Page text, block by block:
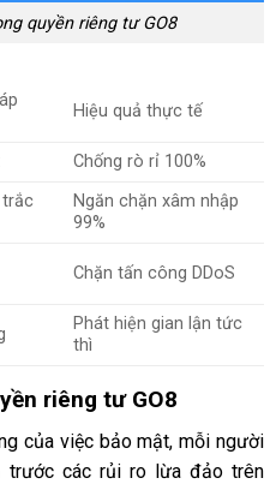
quyền riêng tư GO8
Hiệu quả thực tế
Chống rò rỉ 100%
trắc
Ngăn chặn xâm nhập
99%
Chặn tấn công DDoS
Phát hiện gian lận tức
thì
riêng tư GO8
của việc bảo mật, mỗi người
trước các rủi ro lừa đảo trên